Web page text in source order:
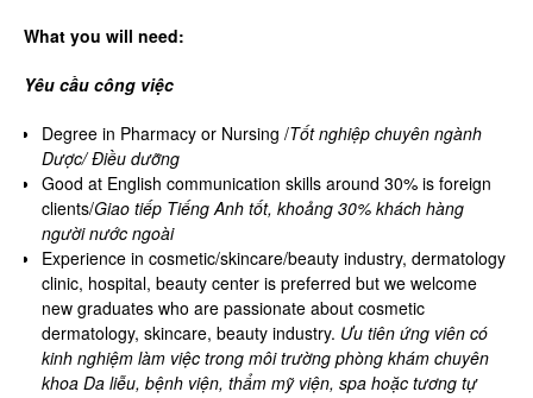
What you will need:
Yêu cầu công việc
Degree in Pharmacy or Nursing /Tốt nghiệp chuyên ngành
Dược/ Điều dưỡng
Good at English communication skills around 30% is foreign
clients/Giao tiếp Tiếng Anh tốt, khoảng 30% khách hàng
người nước ngoài
Experience in cosmetic/skincare/beauty industry, dermatology
clinic, hospital, beauty center is preferred but we welcome
new graduates who are passionate about cosmetic
dermatology, skincare, beauty industry. Ưu tiên ứng viên có
kinh nghiệm làm việc trong môi trường phòng khám chuyên
khoa Da liễu, bệnh viện, thẩm mỹ viện, spa hoặc tương tự